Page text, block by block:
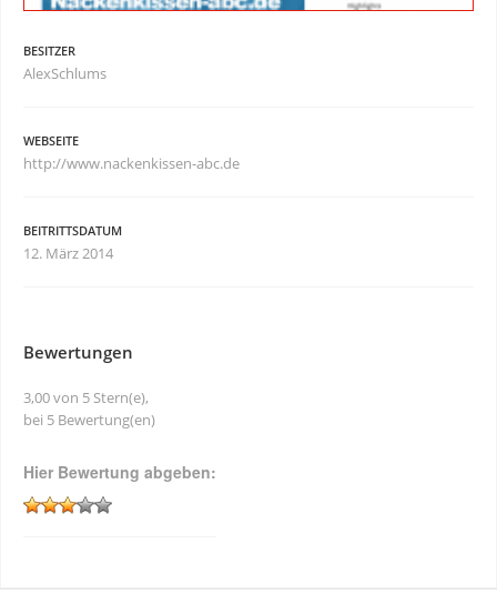
BESITZER
AlexSchlums
WEBSEITE
http://www.nackenkissen-abc.de
BEITRITTSDATUM
12. März 2014
Bewertungen
3,00 von 5 Stern(e),
bei 5 Bewertung(en)
Hier Bewertung abgeben: